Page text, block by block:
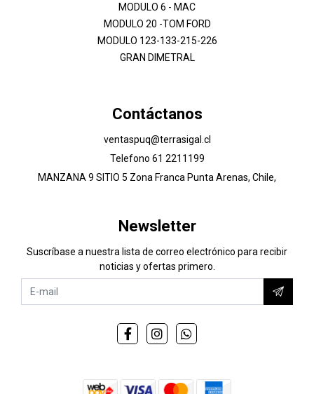
MODULO 6 - MAC
MODULO 20 -TOM FORD
MODULO 123-133-215-226
GRAN DIMETRAL
Contáctanos
ventaspuq@terrasigal.cl
Telefono 61 2211199
MANZANA 9 SITIO 5 Zona Franca Punta Arenas, Chile,
Newsletter
Suscríbase a nuestra lista de correo electrónico para recibir
noticias y ofertas primero.